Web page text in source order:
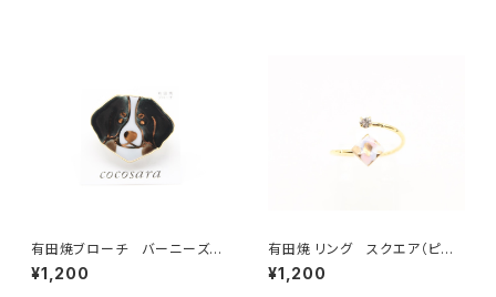
有田焼ブローチ バーニーズ・
マウンテン
¥1,200
有田焼 リング スクエア（ピン
ク）
¥1,200